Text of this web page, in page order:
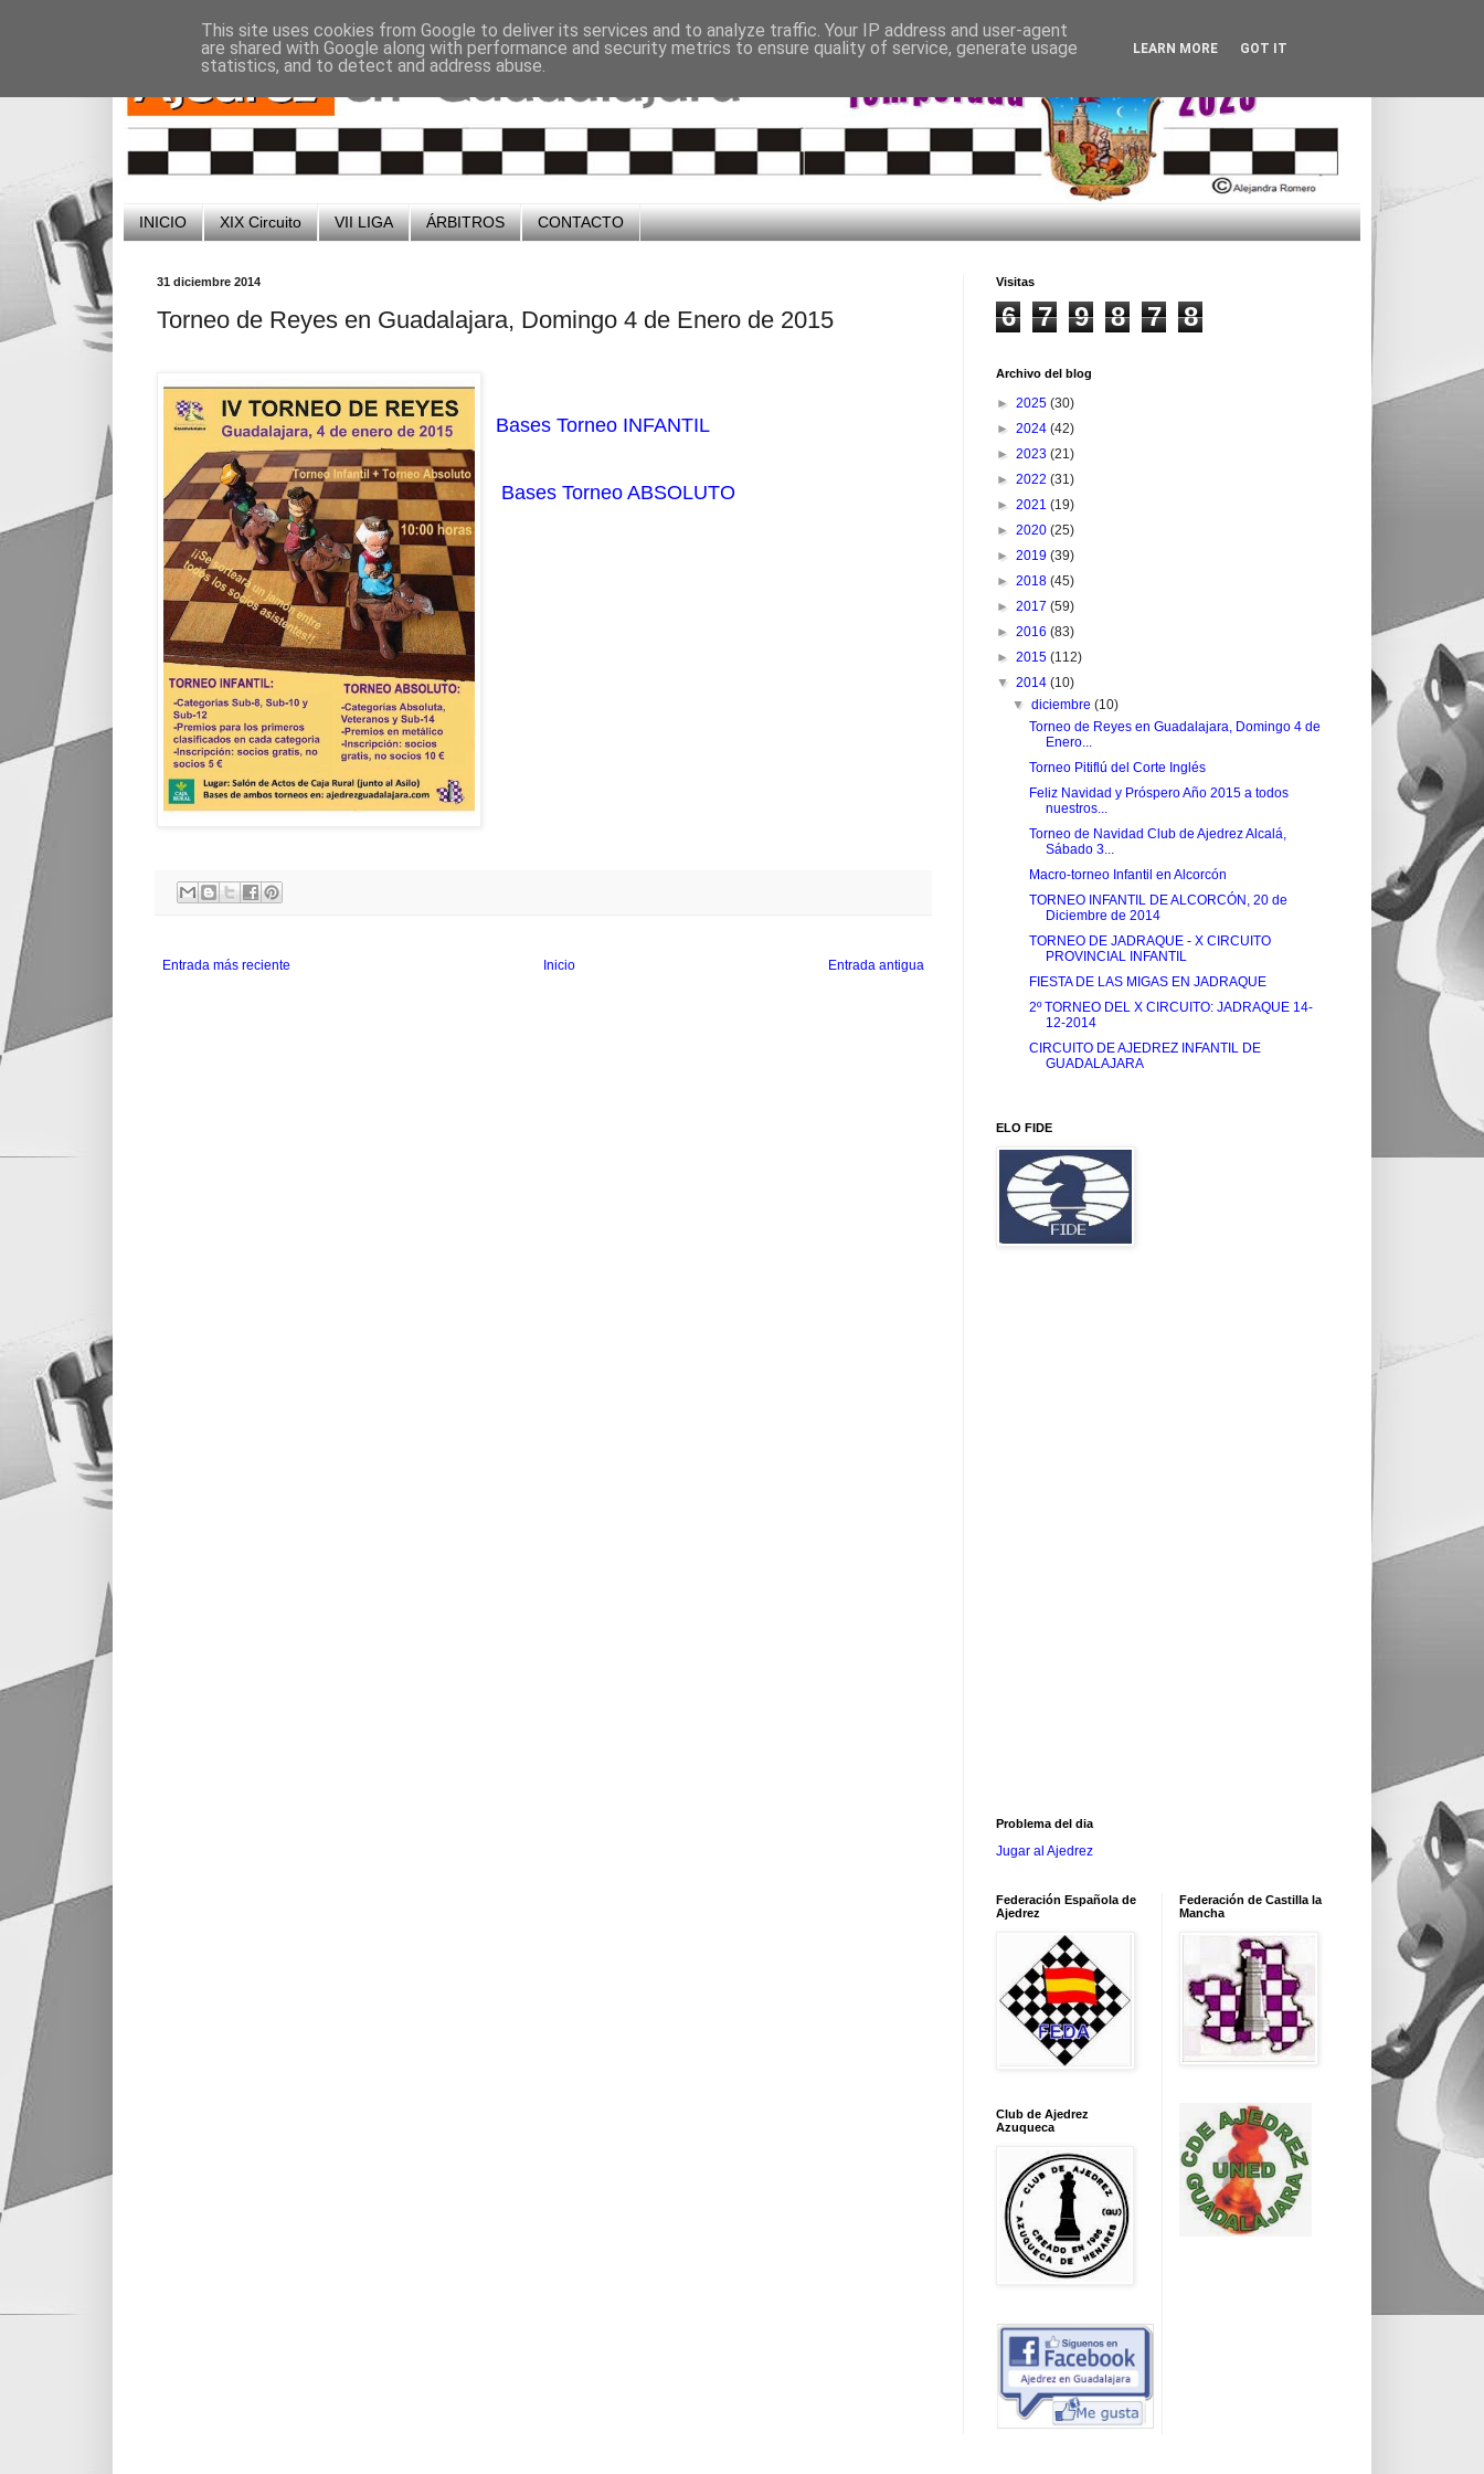
INICIO XIX Circuito VII LIGA ÁRBITROS CONTACTO
31 diciembre 2014
Torneo de Reyes en Guadalajara, Domingo 4 de Enero de 2015
Bases Torneo INFANTIL
Bases Torneo ABSOLUTO
Entrada más reciente Entrada antigua
Inicio
Visitas
6 7 9 8 7 8
Archivo del blog
► 2025 (30)
► 2024 (42)
► 2023 (21)
► 2022 (31)
► 2021 (19)
► 2020 (25)
► 2019 (39)
► 2018 (45)
► 2017 (59)
► 2016 (83)
► 2015 (112)
▼ 2014 (10)
▼diciembre(10)
Torneo de Reyes en Guadalajara, Domingo 4 de
Enero...
Torneo Pitiflú del Corte Inglés
Feliz Navidad y Próspero Año 2015 a todos
nuestros...
Torneo de Navidad Club de Ajedrez Alcalá,
Sábado 3...
Macro-torneo Infantil en Alcorcón
TORNEO INFANTIL DE ALCORCÓN, 20 de
Diciembre de 2014
TORNEO DE JADRAQUE - X CIRCUITO
PROVINCIAL INFANTIL
FIESTA DE LAS MIGAS EN JADRAQUE
2º TORNEO DEL X CIRCUITO: JADRAQUE 14-
12-2014
CIRCUITO DE AJEDREZ INFANTIL DE
GUADALAJARA
ELO FIDE
Problema del dia
Jugar al Ajedrez
Federación Española de
Ajedrez
Club de Ajedrez
Azuqueca
Federación de Castilla la
Mancha
This site uses cookies from Google to deliver its services and to analyze traffic. Your IP address and user-agent
are shared with Google along with performance and security metrics to ensure quality of service, generate usage
statistics, and to detect and address abuse.
LEARN MORE GOT IT